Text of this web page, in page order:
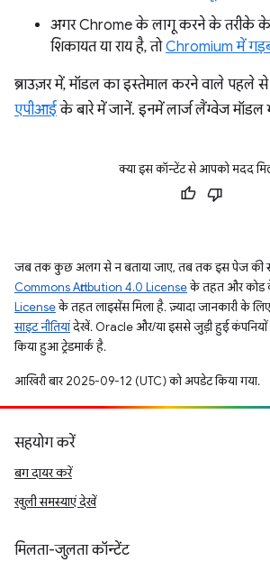
अगर Chrome के लागू करने के तरीके के
शिकायत या राय है, तोChromium में
ब्राउज़र में, मॉडल का इस्तेमाल करने वाले पहले
एपीआईके बारे में जानें. इनमें लार्ज लैंग्वेज मॉडल
क्या इस कॉन्टेंट से आपको मदद
जब तक कुछ अलग से न बताया जाए, तब तक इस पेज की
Commons Attribution 4.0 Licenseके तहत और कोड
Licenseके तहत लाइसेंस मिला है. ज़्यादा जानकारी के
साइट नीतियांदेखें. Oracle और/या इससे जुड़ी हुई कंपनियों
किया हुआ ट्रेडमार्क है.
आखिरी बार 2025-09-12 (UTC) को अपडेट किया गया.
सहयोग करें
बग दायर करें
खुली समस्याएं देखें
मिलता-जुलता कॉन्टेंट